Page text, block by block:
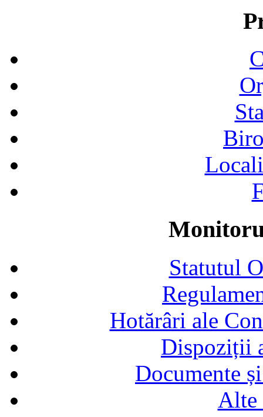
Statutul
Hotărâri ale
Dispoziții
Documente
Alte